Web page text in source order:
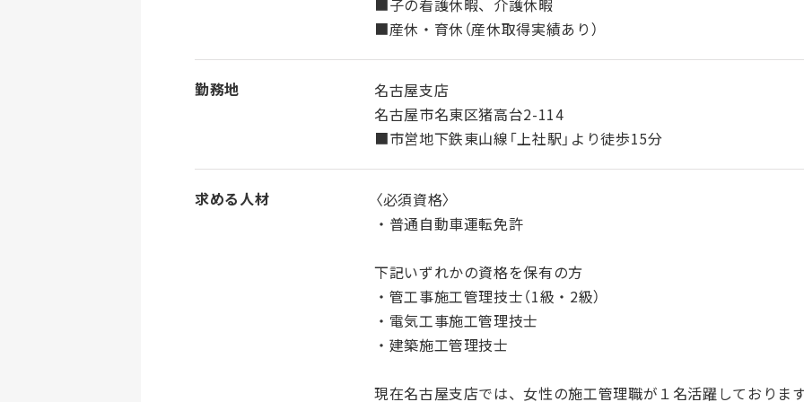
■子の看護休暇、介護休暇
■産休・育休（産休取得実績あり）
勤務地
名古屋支店
名古屋市名東区猪高台2-114
■市営地下鉄東山線「上社駅」より徒歩15分
求める人材
〈必須資格〉
・普通自動車運転免許
下記いずれかの資格を保有の方
・管工事施工管理技士（1級・2級）
・電気工事施工管理技士
・建築施工管理技士
現在名古屋支店では、女性の施工管理職が１名活躍しておりま